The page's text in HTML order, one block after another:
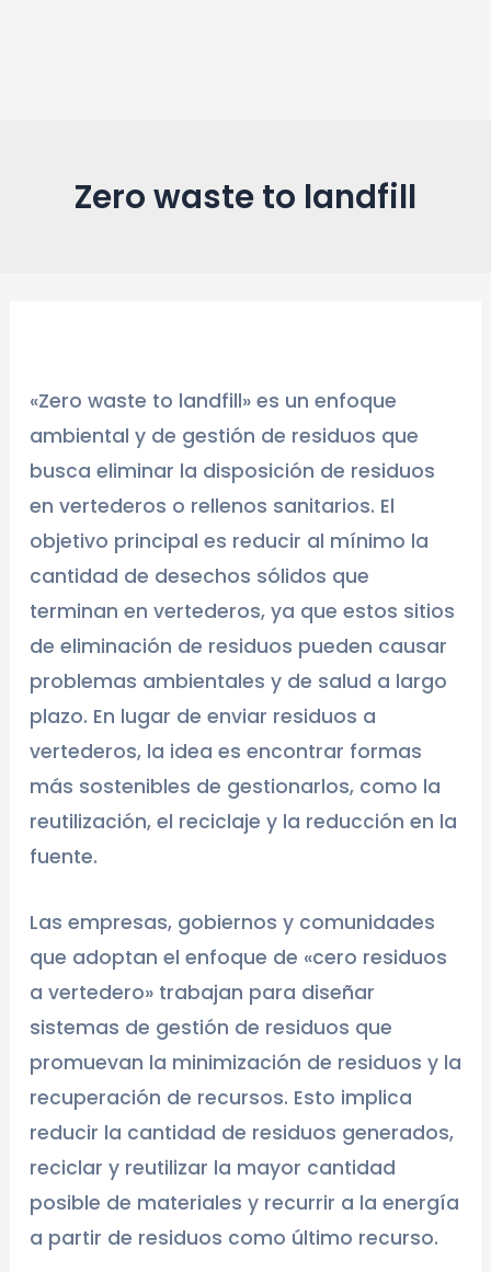
Zero waste to landfill
«Zero waste to landfill» es un enfoque
ambiental y de gestión de residuos que
busca eliminar la disposición de residuos
en vertederos o rellenos sanitarios. El
objetivo principal es reducir al mínimo la
cantidad de desechos sólidos que
terminan en vertederos, ya que estos sitios
de eliminación de residuos pueden causar
problemas ambientales y de salud a largo
plazo. En lugar de enviar residuos a
vertederos, la idea es encontrar formas
más sostenibles de gestionarlos, como la
reutilización, el reciclaje y la reducción en la
fuente.
Las empresas, gobiernos y comunidades
que adoptan el enfoque de «cero residuos
a vertedero» trabajan para diseñar
sistemas de gestión de residuos que
promuevan la minimización de residuos y la
recuperación de recursos. Esto implica
reducir la cantidad de residuos generados,
reciclar y reutilizar la mayor cantidad
posible de materiales y recurrir a la energía
a partir de residuos como último recurso.